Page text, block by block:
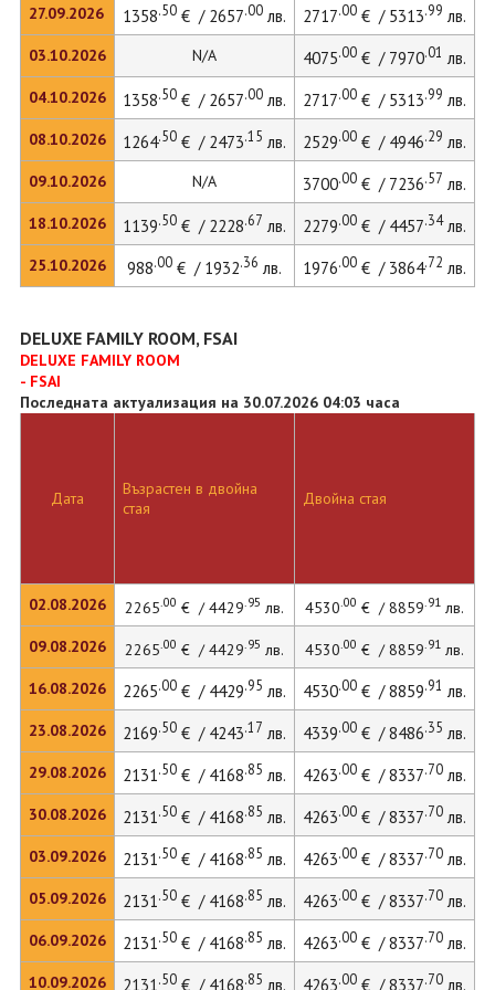
27.09.2026
03.10.2026
04.10.2026
08.10.2026
09.10.2026
18.10.2026
25.10.2026
1358.50€ / 2657.00лв. 2717.00€ / 5313.99 лв.
N/A 4075.00€ / 7970.01 лв.
1358.50€ / 2657.00лв. 2717.00€ / 5313.99 лв.
1264.50€ / 2473.15 лв. 2529.00€ / 4946.29 лв.
N/A 3700.00€ / 7236.57 лв.
1139.50€ / 2228.67 лв. 2279.00€ / 4457.34лв.
988.00€ / 1932.36 лв. 1976.00€ / 3864.72 лв.
DELUXE FAMILY ROOM, FSAI
DELUXE FAMILY ROOM
- FSAI
Последната актуализация на 30.07.2026 04:03 часа
Дата
02.08.2026
09.08.2026
16.08.2026
23.08.2026
29.08.2026
30.08.2026
03.09.2026
05.09.2026
06.09.2026
10.09.2026
Възрастен в двойна
стая
Двойна стая
2265.00 € / 4429.95 лв. 4530.00 € / 8859.91лв.
2265.00 € / 4429.95 лв. 4530.00 € / 8859.91лв.
2265.00€ / 4429.95 лв. 4530.00€ / 8859.91 лв.
2169.50€ / 4243.17 лв. 4339.00€ / 8486.35 лв.
2131.50€ / 4168.85 лв. 4263.00€ / 8337.70лв.
2131.50€ / 4168.85 лв. 4263.00€ / 8337.70лв.
2131.50€ / 4168.85 лв. 4263.00€ / 8337.70лв.
2131.50€ / 4168.85 лв. 4263.00€ / 8337.70лв.
2131.50€ / 4168.85 лв. 4263.00€ / 8337.70лв.
2131.50€ / 4168.85 лв. 4263.00€ / 8337.70лв.